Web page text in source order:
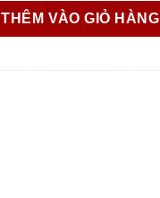
THÊM VÀO GIỎ HÀNG